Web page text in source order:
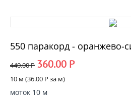
550 паракорд - оранжево-
440.00Р 360.00 Р
10 м (36.00 Р за м)
моток 10 м